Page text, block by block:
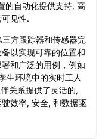
的自动化提供支持, 高
见性.
方跟踪器和传感器完
以实现可靠的位置和
和广泛的用例，例如
生环境中的实时工人
关系提供了灵活的,
效率, 安全, 和数据驱